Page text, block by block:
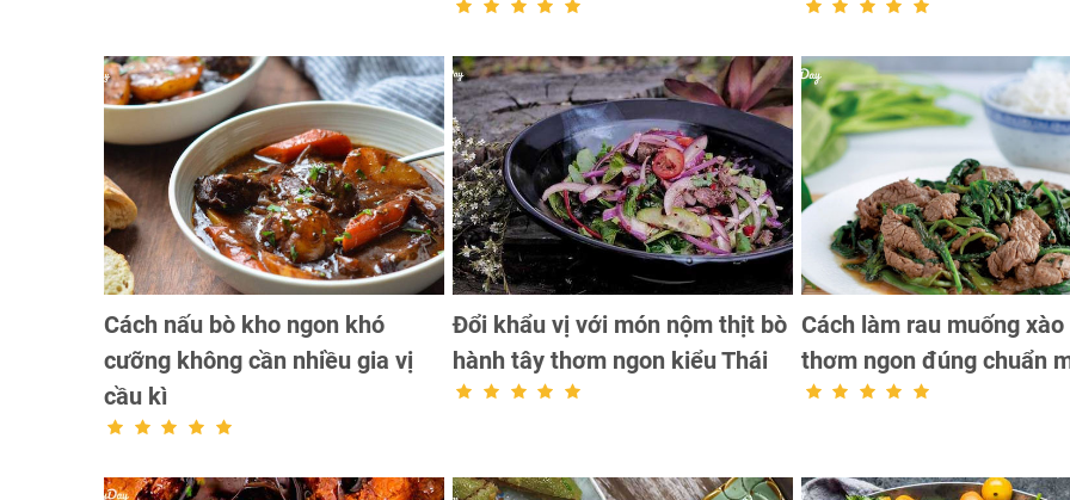
Cách nấu bò kho ngon khó
cưỡng không cần nhiều gia vị
cầu kì
Đổi khẩu vị với món nộm thịt bò
hành tây thơm ngon kiểu Thái
Cách làm rau muống
thơm ngon đúng chuẩn